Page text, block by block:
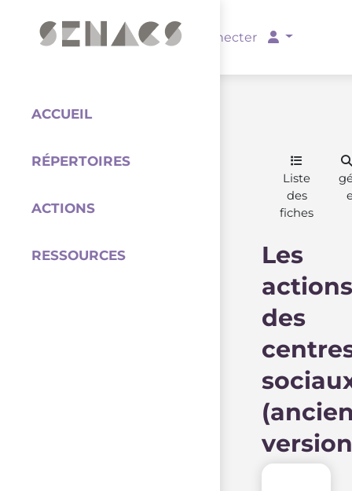
Se connecter
ACCUEIL
RÉPERTOIRES
ACTIONS
RESSOURCES
Liste
des
fiches
Les
actions
des